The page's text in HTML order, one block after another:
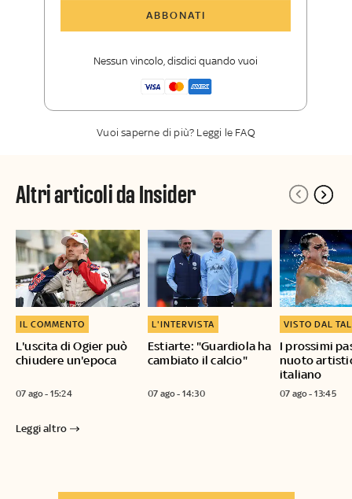
Sport
La newsletter esclusiva di Sky Sport
ABBONATI
Nessun vincolo, disdici quando vuoi
Vuoi saperne di più? Leggi le FAQ
Altri articoli da Insider
L'uscita di Ogier può
chiudere un'epoca
IL COMMENTO
07 ago - 15:24
Estiarte: "Guardiola ha
cambiato il calcio"
L'INTERVISTA
07 ago - 14:30
I prossimi
nuoto
italiano
VISTO DAL
07 ago - 13:45
Leggi altro